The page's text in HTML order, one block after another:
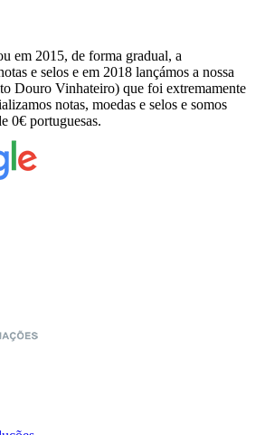
em 2015, de forma gradual, a
e selos e em 2018 lançámos a nossa
Douro Vinhateiro) que foi extremamente
notas, moedas e selos e somos
0€ portuguesas.